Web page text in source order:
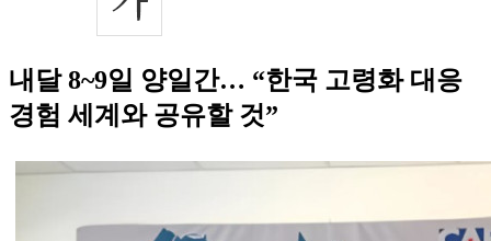
내달 8~9일 양일간… “한국 고령화 대응
경험 세계와 공유할 것”